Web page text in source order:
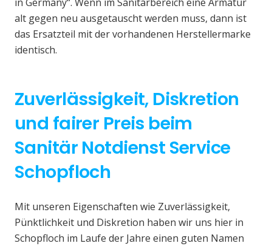
alt gegen neu ausgetauscht werden muss, dann ist
das Ersatzteil mit der vorhandenen Herstellermarke
identisch.
Zuverlässigkeit, Diskretion
und fairer Preis beim
Sanitär Notdienst Service
Schopfloch
Mit unseren Eigenschaften wie Zuverlässigkeit,
Pünktlichkeit und Diskretion haben wir uns hier in
Schopfloch im Laufe der Jahre einen guten Namen